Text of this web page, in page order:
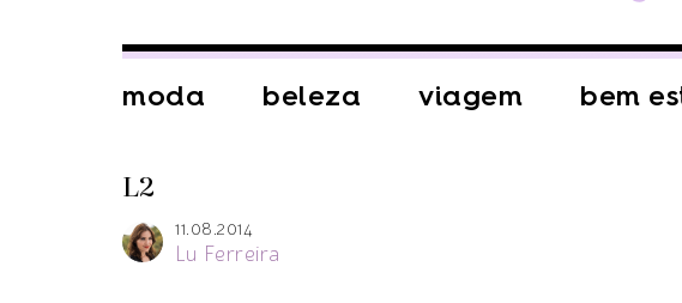
moda beleza viagem bem
L2
11.08.2014
Lu Ferreira